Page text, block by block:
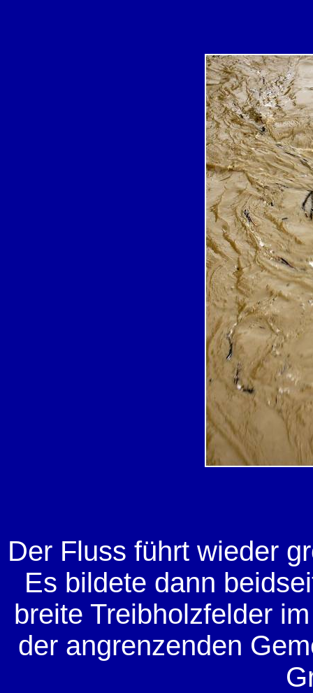
Der Fluss führt wieder
Es bildete dann
breite Treibholzfelder
der angrenzenden